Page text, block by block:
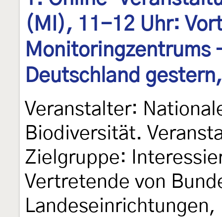
(MI), 11-12 Uhr:
Deutschland
Veranstalter:
Biodiversität.
Zielgruppe:
Vertretende von